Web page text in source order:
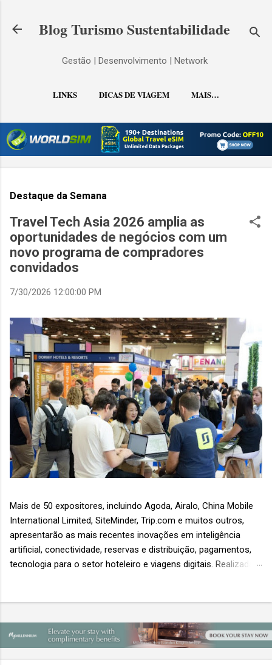
Blog Turismo Sustentabilidade
Gestão | Desenvolvimento | Network
LINKS DICAS DE VIAGEM MAIS…
CONTATO
Destaque da Semana
Travel Tech Asia 2026 amplia as
oportunidades de negócios com um
novo programa de compradores
convidados
7/30/2026 12:00:00 PM
Mais de 50 expositores, incluindo Agoda, Airalo, China Mobile
International Limited, SiteMinder, Trip.com e muitos outros,
apresentarão as mais recentes inovações em inteligência
artificial, conectividade, reservas e distribuição, pagamentos,
tecnologia para o setor hoteleiro e viagens digitais. Realizada
podem acessar os três eventos simultâneos A Travel Tech
Asia 2026 retorna de 21 a 23 de outubro de 2026 no Sands